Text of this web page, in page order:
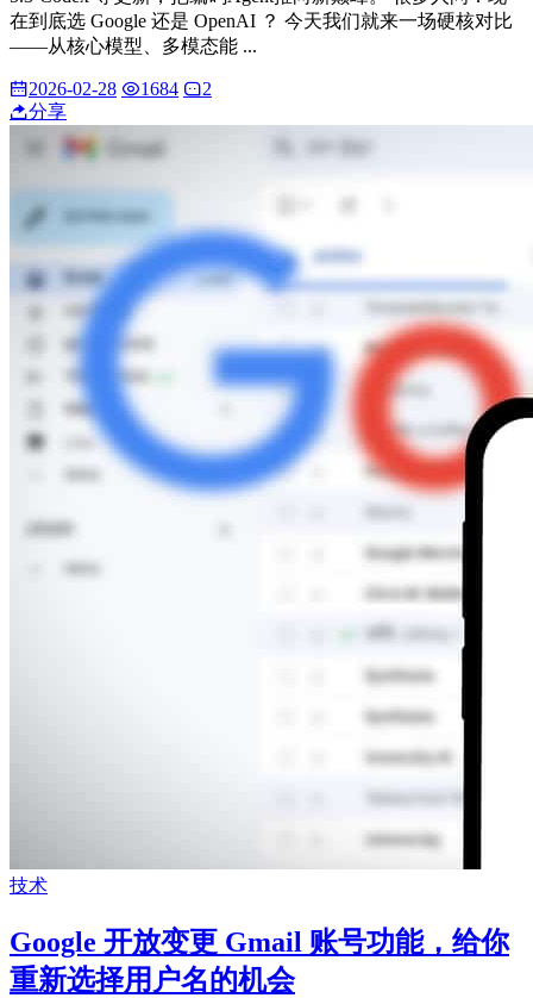
在到底选 Google 还是 OpenAI ？ 今天我们就来一场硬核对比
——从核心模型、多模态能 ...
2026-02-28 1684
2
分享
技术
Google 开放变更 Gmail 账号功能，给你
重新选择用户名的机会